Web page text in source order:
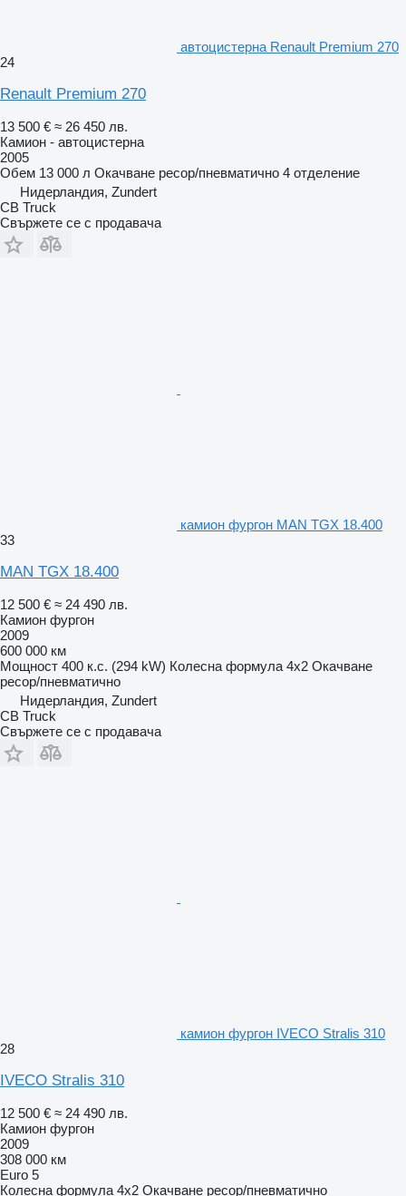
автоцистерна Renault Premium 270
24
Renault Premium 270
13 500 € ≈ 26 450 лв.
Камион - автоцистерна
2005
Обем 13 000 л Окачване ресор/пневматично 4 отделение
Нидерландия, Zundert
CB Truck
Свържете се с продавача
камион фургон MAN TGX 18.400
33
MAN TGX 18.400
12 500 € ≈ 24 490 лв.
Камион фургон
2009
600 000 км
Мощност 400 к.с. (294 kW) Колесна формула 4x2 Окачване
ресор/пневматично
Нидерландия, Zundert
CB Truck
Свържете се с продавача
камион фургон IVECO Stralis 310
28
IVECO Stralis 310
12 500 € ≈ 24 490 лв.
Камион фургон
2009
308 000 км
Euro 5
Колесна формула 4x2 Окачване ресор/пневматично